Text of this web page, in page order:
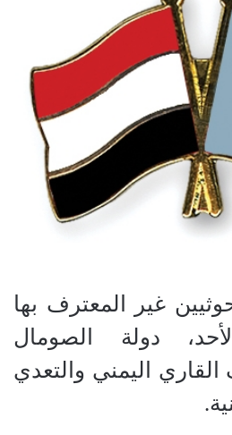
غير المعترف بها
دولة الصومال
اليمني والتعدي